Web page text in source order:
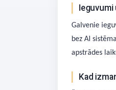
Galvenie
bez AI
apstrādes
Kad